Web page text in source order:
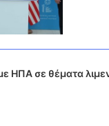
ΗΠΑ σε θέματα